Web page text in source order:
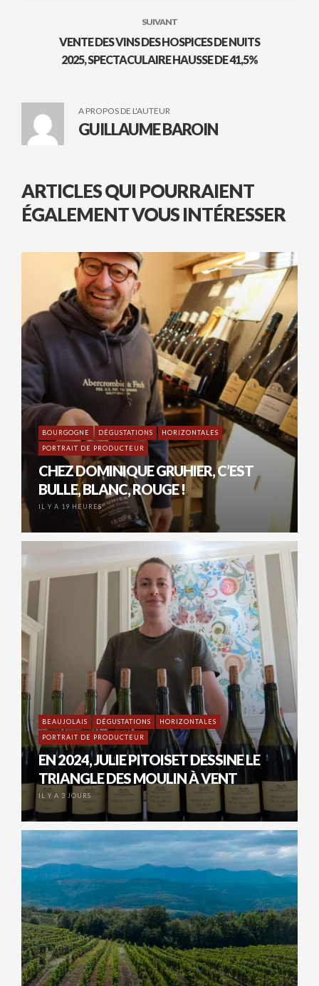
SUIVANT
VENTE DES VINS DES HOSPICES DE NUITS
2025, SPECTACULAIRE HAUSSE DE 41,5%
A PROPOS DE L'AUTEUR
GUILLAUME BAROIN
ARTICLES QUI POURRAIENT
ÉGALEMENT VOUS INTÉRESSER
BOURGOGNE DÉGUSTATIONS
HORIZONTALES
PORTRAIT DE PRODUCTEUR
CHEZ DOMINIQUE GRUHIER, C’EST
BULLE, BLANC, ROUGE !
IL Y A 19 HEURES
BEAUJOLAIS DÉGUSTATIONS
HORIZONTALES
PORTRAIT DE PRODUCTEUR
EN 2024, JULIE PITOISET DESSINE LE
TRIANGLE DES MOULIN À VENT
IL Y A 3 JOURS